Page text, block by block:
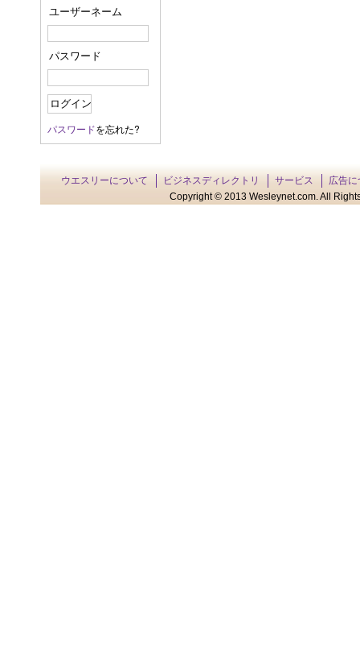
ユーザーネーム
パスワード
パスワードを忘れた?
ウエスリーについて ビジネスディレクトリ サービス
広告に
Copyright © 2013 Wesleynet.com. All